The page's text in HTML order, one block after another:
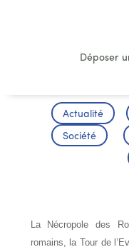
Déposer
Actualité
Société
La Nécropole des
romains, la Tour de